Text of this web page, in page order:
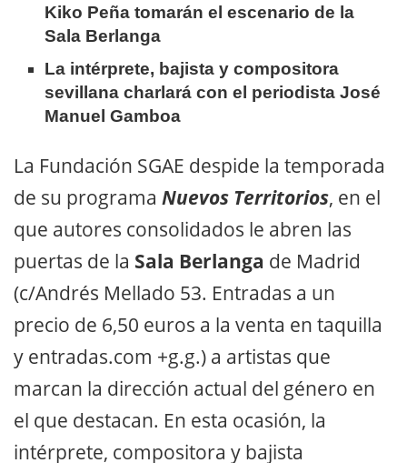
Kiko Peña tomarán el escenario de la
Sala Berlanga
La intérprete, bajista y compositora
sevillana charlará con el periodista José
Manuel Gamboa
La Fundación SGAE despide la temporada
de su programa Nuevos Territorios, en el
que autores consolidados le abren las
puertas de la Sala Berlanga de Madrid
(c/Andrés Mellado 53. Entradas a un
precio de 6,50 euros a la venta en taquilla
y entradas.com +g.g.) a artistas que
marcan la dirección actual del género en
el que destacan. En esta ocasión, la
intérprete, compositora y bajista